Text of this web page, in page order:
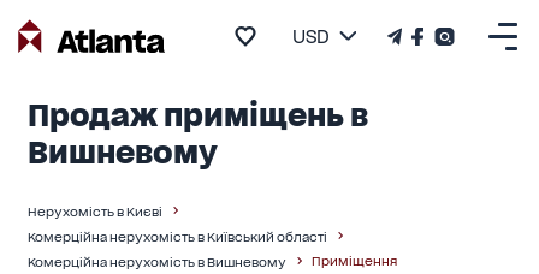
USD
Продаж приміщень в
Вишневому
Нерухомість в Києві
Комерційна нерухомість в Київський області
Комерційна нерухомість в Вишневому
Приміщення